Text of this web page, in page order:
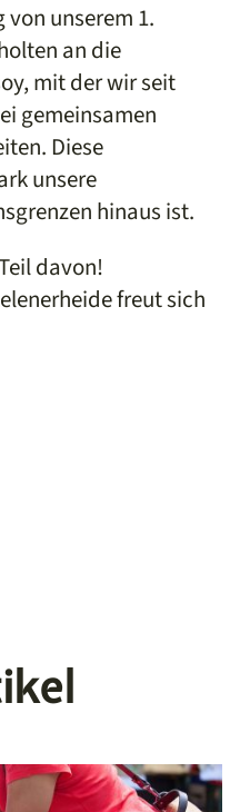
unserem 1.
an die
mit der wir seit
gemeinsamen
Diese
unsere
hinaus ist.
davon!
freut sich